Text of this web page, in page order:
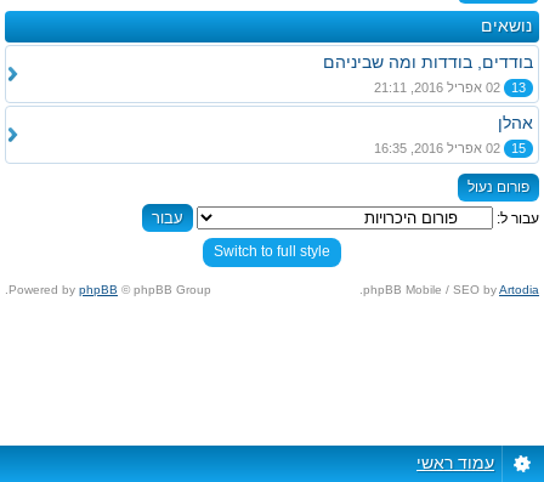
נושאים
בודדים, בודדות ומה שביניהם
13
אהלן
15
פורום נעול
עבור ל:
Switch to full style
Powered by phpBB © phpBB Group. phpBB Mobile / SEO byArtodia
.
עמוד ראשי